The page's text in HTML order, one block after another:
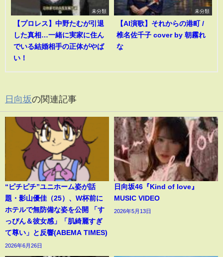
未分類
【プロレス】中野たむが引退
した真相…一緒に実家に住ん
でいる結婚相手の正体がやば
い！
未分類
【AI演歌】それからの港町 /
椎名佐千子 cover by 朝霧れ
な
日向坂の関連記事
“ピチピチ”ユニホーム姿が話
題・影山優佳（25）、W杯前に
ホテルで無防備な姿を公開 「す
っぴん＆彼女感」「肌綺麗すぎ
て尊い」と反響(ABEMA TIMES)
2026年6月26日
日向坂46『Kind of love』
MUSIC VIDEO
2026年5月13日